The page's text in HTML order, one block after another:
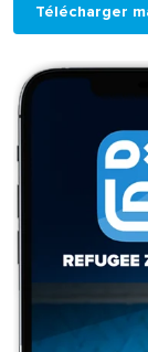
Télécharger